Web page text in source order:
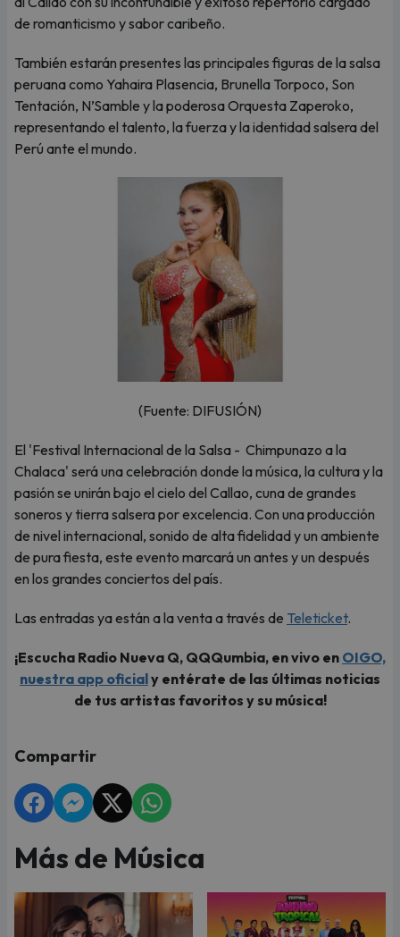
de romanticismo y sabor caribeño.
También estarán presentes las principales figuras de la salsa
peruana como Yahaira Plasencia, Brunella Torpoco, Son
Tentación, N’Samble y la poderosa Orquesta Zaperoko,
representando el talento, la fuerza y la identidad salsera del
Perú ante el mundo.
(Fuente: DIFUSIÓN)
El 'Festival Internacional de la Salsa - Chimpunazo a la
Chalaca' será una celebración donde la música, la cultura y la
pasión se unirán bajo el cielo del Callao, cuna de grandes
soneros y tierra salsera por excelencia. Con una producción
de nivel internacional, sonido de alta fidelidad y un ambiente
de pura fiesta, este evento marcará un antes y un después
en los grandes conciertos del país.
Las entradas ya están a la venta a través de Teleticket.
¡Escucha Radio Nueva Q, QQQumbia, en vivo en OIGO,
nuestra app oficialy entérate de las últimas noticias
de tus artistas favoritos y su música!
Compartir
Más de Música